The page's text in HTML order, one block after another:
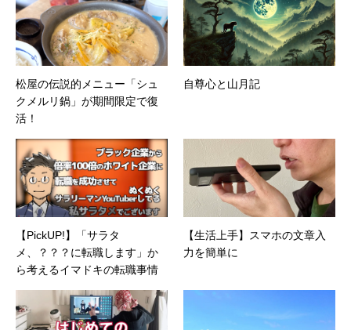
松屋の伝説的メニュー「シュ
クメルリ鍋」が期間限定で復
活！
自尊心と山月記
【PickUP!】「サラタ
メ、？？？に転職します」か
ら考えるイマドキの転職事情
【生活上手】スマホの文章入
力を簡単に